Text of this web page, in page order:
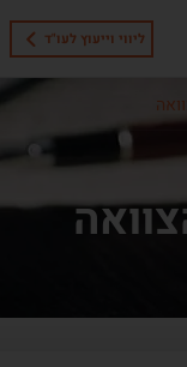
ליווי וייעוץ לעו"ד